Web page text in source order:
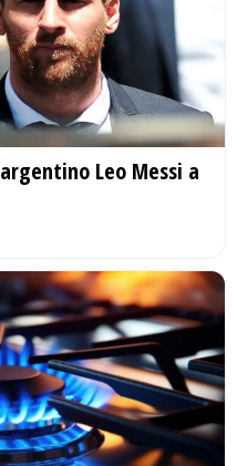
Leo Messi a